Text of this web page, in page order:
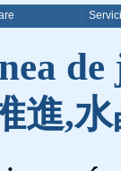
進,